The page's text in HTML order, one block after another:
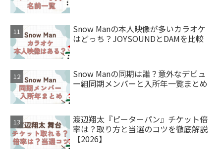
Snow Manの本人映像が多いカラオケ
はどっち？JOYSOUNDとDAMを比較
Snow Manの同期は誰？意外なデビュ
ー組同期メンバーと入所年一覧まとめ
渡辺翔太『ピーターパン』チケット倍
率は？取り方と当選のコツを徹底解説
【2026】